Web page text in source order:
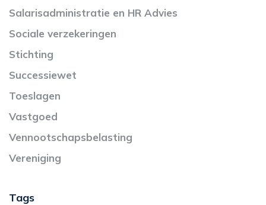
Salarisadministratie en HR Advies
Sociale verzekeringen
Stichting
Successiewet
Toeslagen
Vastgoed
Vennootschapsbelasting
Vereniging
Tags